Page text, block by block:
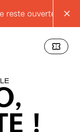
!
ouverte